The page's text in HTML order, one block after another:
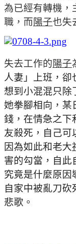
為已經有轉機，
職，而陽子也失
失去工作的陽子
人妻」上班，卻
想到小混混只除
她拳腳相向，某
錢，在情急之下
友殺死，自己可
因為如此和老大
害的勾當，自此
究竟是什麼原因
自家中被亂刀
悲歌。